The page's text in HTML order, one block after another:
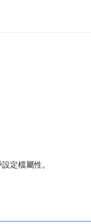
定檔屬性。